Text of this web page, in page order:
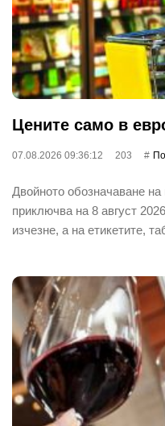
Цените само в
07.08.2026 09:36:12 203
Двойното обозначаване на
приключва на 8 август
изчезне, а на етикетите,